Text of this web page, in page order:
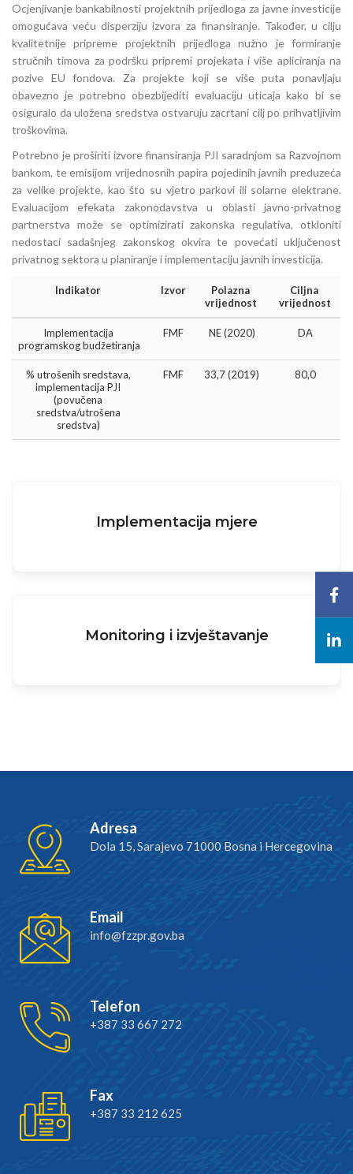
Ocjenjivanje bankabilnosti projektnih prijedloga za javne investicije
omogućava veću disperziju izvora za finansiranje. Također, u cilju
kvalitetnije pripreme projektnih prijedloga nužno je formiranje
stručnih timova za podršku pripremi projekata i više apliciranja na
pozive EU fondova. Za projekte koji se više puta ponavljaju
obavezno je potrebno obezbijediti evaluaciju uticaja kako bi se
osiguralo da uložena sredstva ostvaruju zacrtani cilj po prihvatljivim
troškovima.
Potrebno je proširiti izvore finansiranja PJI saradnjom sa Razvojnom
bankom, te emisijom vrijednosnih papira pojedinih javnih preduzeća
za velike projekte, kao što su vjetro parkovi ili solarne elektrane.
Evaluacijom efekata zakonodavstva u oblasti javno-privatnog
partnerstva može se optimizirati zakonska regulativa, otkloniti
nedostaci sadašnjeg zakonskog okvira te povećati uključenost
privatnog sektora u planiranje i implementaciju javnih investicija.
Indikator Izvor
Polazna
vrijednost
Ciljna
vrijednost
Implementacija
programskog budžetiranja
FMF NE (2020) DA
% utrošenih sredstava,
implementacija PJI
(povučena
sredstva/utrošena
sredstva)
FMF 33,7 (2019) 80,0
Implementacija mjere
Monitoring i izvještavanje
Adresa
Dola 15, Sarajevo 71000 Bosna i Hercegovina
Email
info@fzzpr.gov.ba
Telefon
+387 33 667 272
Fax
+387 33 212 625